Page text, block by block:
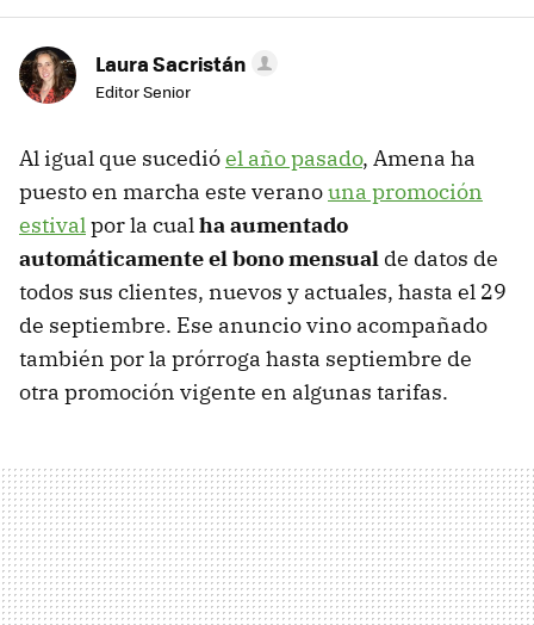
Laura Sacristán
Editor Senior
Al igual que sucedióel año pasado, Amena ha
puesto en marcha este veranouna promoción
estivalpor la cualha aumentado
automáticamente el bono mensual de datos de
todos sus clientes, nuevos y actuales, hasta el 29
de septiembre. Ese anuncio vino acompañado
también por la prórroga hasta septiembre de
otra promoción vigente en algunas tarifas.